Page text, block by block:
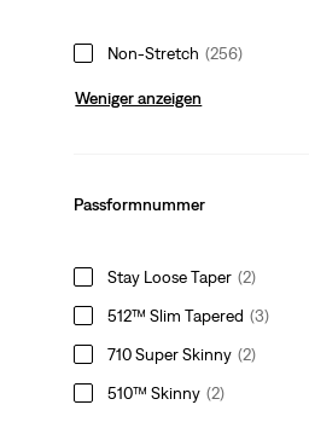
Non-Stretch (256)
Weniger anzeigen
Passformnummer
Stay Loose Taper (2)
512™ Slim Tapered (3)
710 Super Skinny (2)
510™ Skinny (2)